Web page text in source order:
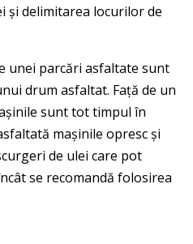
și delimitarea locurilor de
unei parcări asfaltate sunt
drum asfaltat. Față de un
sunt tot timpul în
mașinile opresc și
de ulei care pot
se recomandă folosirea